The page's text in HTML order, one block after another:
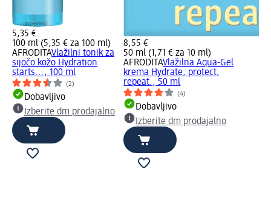
5,35 €
100 ml (5,35 € za 100 ml)
AFRODITAVlažilni tonik za
sijočo kožo Hydration
starts..., 100 ml
(2)
Dobavljivo
Izberite dm prodajalno
8,55 €
50 ml (1,71 € za 10 ml)
AFRODITAVlažilna Aqua-Gel
krema Hydrate, protect,
repeat., 50 ml
(4)
Dobavljivo
Izberite dm prodajalno